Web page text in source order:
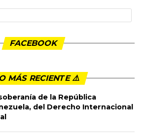
FACEBOOK
MÁS RECIENTE ⚠️️
de la República
del Derecho Internacional